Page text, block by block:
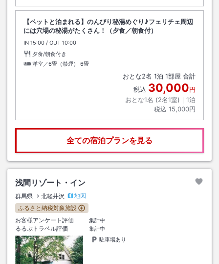
【ペットと泊まれる】のんびり秘湯めぐり♪フェリチェ周辺
には穴場の秘湯がたくさん！（夕食／朝食付）
IN チェックイン
15:00 / OUT チェックアウト
10:00
夕食/朝食付き
洋室／6畳（禁煙）
6畳
おとな2名 1泊 1部屋 合計
税込 30,000円
おとな1名 (2名1室)｜ 1泊
税込 15,000円
全ての宿泊プランを見る
浅間リゾート・イン
群馬県 北軽井沢
地図
ふるさと納税対象施設
お客様アンケート評価
集計中
るるぶトラベル評価
集計中
駐車場あり